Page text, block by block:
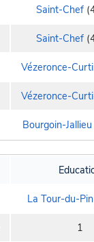
Saint-Chef
Saint-Chef
Vézeronce-
Vézeronce-
Bourgoin-Jallieu
La Tour-du-Pin
1